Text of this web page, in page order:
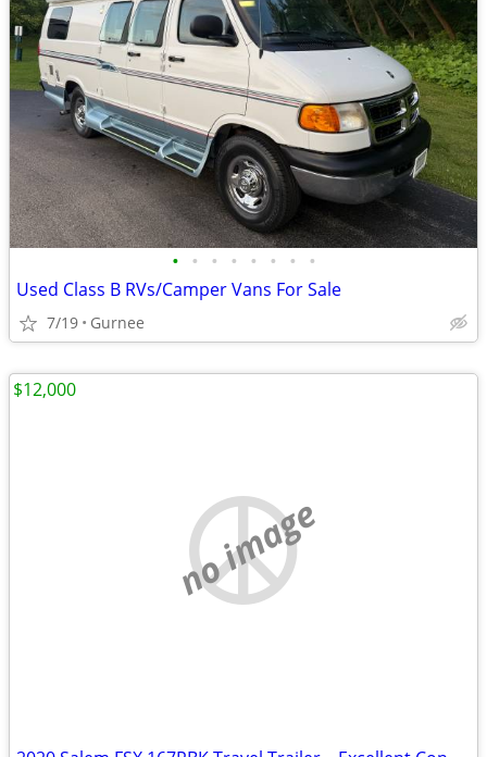
• • • • • • • •
Used Class B RVs/Camper Vans For Sale
7/19 Gurnee
no image
$12,000